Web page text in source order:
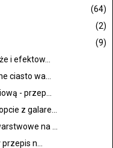
(64)
(2)
(9)
i efektow...
ciasto wa...
- przep...
z galare...
na ...
n...